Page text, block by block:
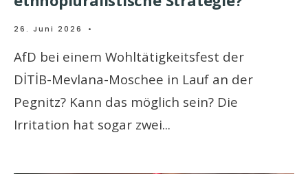
26. Juni 2026 •
AfD bei einem Wohltätigkeitsfest der
DİTİB-Mevlana-Moschee in Lauf an der
Pegnitz? Kann das möglich sein? Die
Irritation hat sogar zwei...